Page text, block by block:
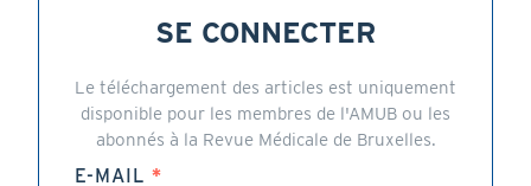
SE CONNECTER
Le téléchargement des articles est uniquement
disponible pour les membres de l'AMUB ou les
abonnés à la Revue Médicale de Bruxelles.
E-MAIL